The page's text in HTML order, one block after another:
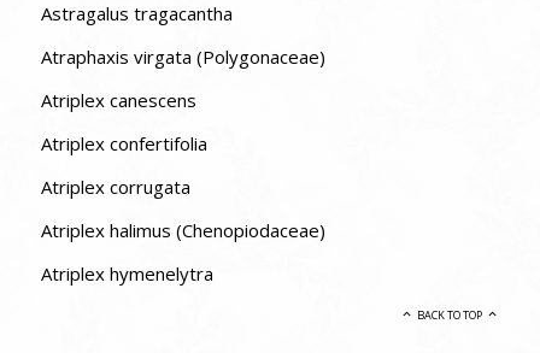
Astragalus tragacantha
Atraphaxis virgata (Polygonaceae)
Atriplex canescens
Atriplex confertifolia
Atriplex corrugata
Atriplex halimus (Chenopiodaceae)
Atriplex hymenelytra
BACK TO TOP